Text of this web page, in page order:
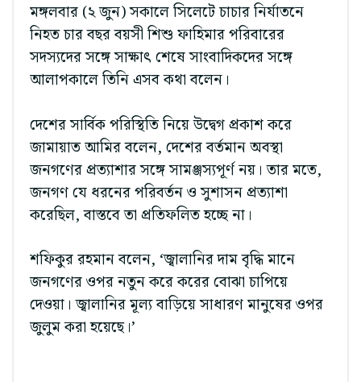
মঙ্গলবার (২ জুন) সকালে সিলেটে চাচার নির্যাতনে
নিহত চার বছর বয়সী শিশু ফাহিমার পরিবারের
সদস্যদের সঙ্গে সাক্ষাৎ শেষে সাংবাদিকদের সঙ্গে
আলাপকালে তিনি এসব কথা বলেন।
দেশের সার্বিক পরিস্থিতি নিয়ে উদ্বেগ প্রকাশ করে
জামায়াত আমির বলেন, দেশের বর্তমান অবস্থা
জনগণের প্রত্যাশার সঙ্গে সামঞ্জস্যপূর্ণ নয়। তার মতে,
জনগণ যে ধরনের পরিবর্তন ও সুশাসন প্রত্যাশা
করেছিল, বাস্তবে তা প্রতিফলিত হচ্ছে না।
শফিকুর রহমান বলেন, ‘জ্বালানির দাম বৃদ্ধি মানে
জনগণের ওপর নতুন করে করের বোঝা চাপিয়ে
দেওয়া। জ্বালানির মূল্য বাড়িয়ে সাধারণ মানুষের ওপর
জুলুম করা হয়েছে।’